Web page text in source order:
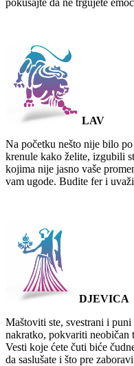
LAV
Na početku nešto nije bilo
krenule kako želite, izgubili
kojima nije jasno vaše
vam ugode. Budite fer i
DJEVICA
Maštoviti ste, svestrani i
nakratko, pokvariti neobičan
Vesti koje ćete čuti biće
da saslušate i što pre